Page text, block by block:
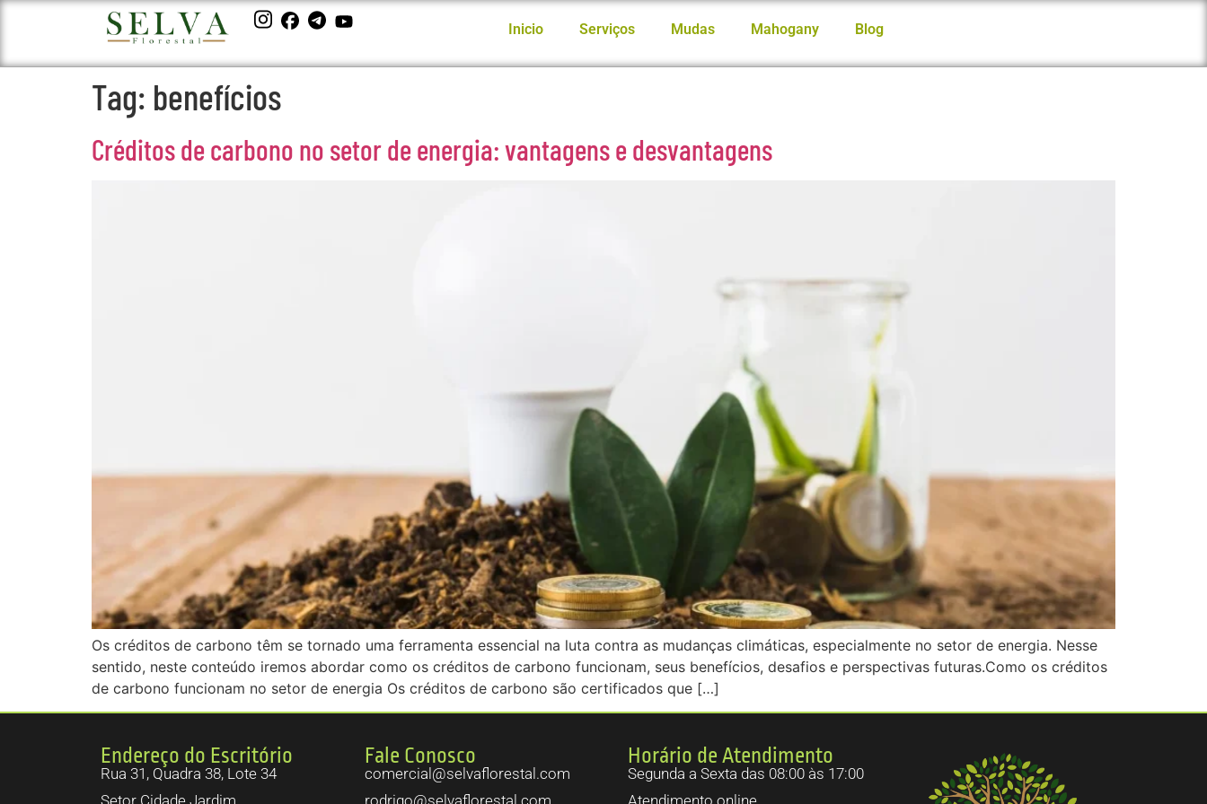
Inicio Serviços Mudas Mahogany Blog
Tag: benefícios
Créditos de carbono no setor de energia: vantagens e desvantagens
Os créditos de carbono têm se tornado uma ferramenta essencial na luta contra as mudanças climáticas, especialmente no setor de energia. Nesse
sentido, neste conteúdo iremos abordar como os créditos de carbono funcionam, seus benefícios, desafios e perspectivas futuras.Como os créditos
de carbono funcionam no setor de energia Os créditos de carbono são certificados que […]
Endereço do Escritório
Rua 31, Quadra 38, Lote 34
Fale Conosco
comercial@selvaflorestal.com
Horário de Atendimento
Segunda a Sexta das 08:00 às 17:00